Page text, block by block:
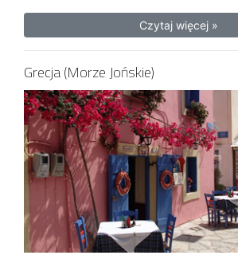
Czytaj więcej »
Grecja (Morze Jońskie)